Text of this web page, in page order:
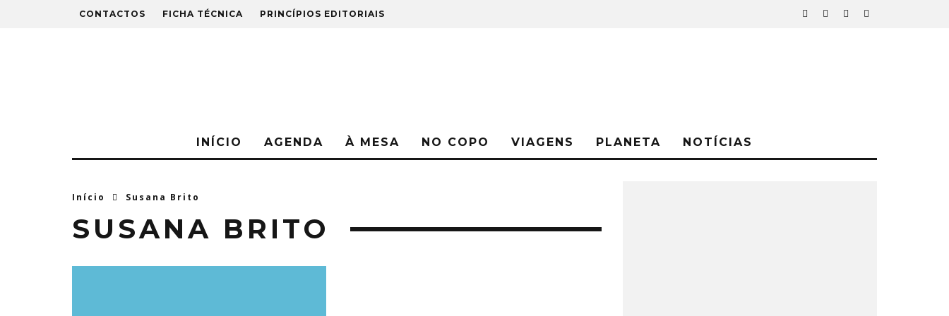
CONTACTOS FICHA TÉCNICA PRINCÍPIOS EDITORIAIS
INÍCIO AGENDA À MESA NO COPO VIAGENS PLANETA NOTÍCIAS
Início Susana Brito
SUSANA BRITO